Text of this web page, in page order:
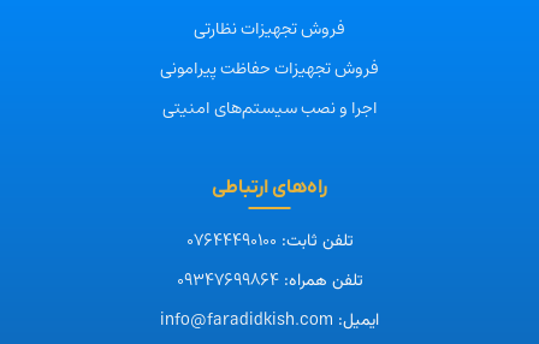
فروش تجهیزات نظارتی
فروش تجهیزات حفاظت پیرامونی
اجرا و نصب سیستم‌های امنیتی
راه‌های ارتباطی
تلفن ثابت: 07644490100
تلفن همراه:09347699864
ایمیل: info@faradidkish.com